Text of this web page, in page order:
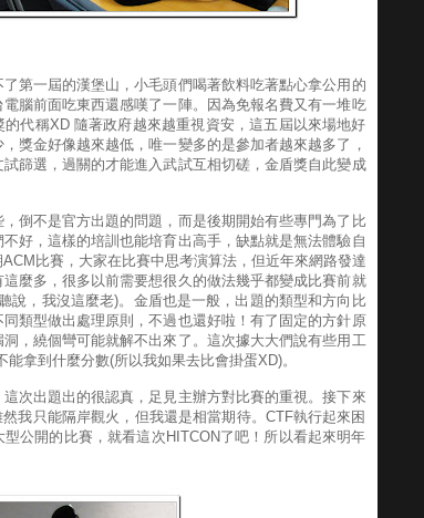
第一屆的漢堡山，小毛頭們喝著飲料吃著點心拿公用的
腦前面吃東西還感嘆了一陣。因為免報名費又有一堆吃
代稱XD 隨著政府越來越重視資安，這五屆以來場地好
獎金好像越來越低，唯一變多的是參加者越來越多了，
篩選，過關的才能進入武試互相切磋，金盾獎自此變成
倒不是官方出題的問題，而是後期開始有些專門為了比
好，這樣的培訓也能培育出高手，缺點就是無法體驗自
比賽，大家在比賽中思考演算法，但近年來網路發達
麼多，很多以前需要想很久的做法幾乎都變成比賽前就
說，我沒這麼老)。金盾也是一般，出題的類型和方向比
類型做出處理原則，不過也還好啦！有了固定的方針原
，繞個彎可能就解不出來了。這次據大大們說有些用工
拿到什麼分數(所以我如果去比會掛蛋XD)。
次出題出的很認真，足見主辦方對比賽的重視。接下來
我只能隔岸觀火，但我還是相當期待。CTF執行起來困
公開的比賽，就看這次HITCON了吧！所以看起來明年